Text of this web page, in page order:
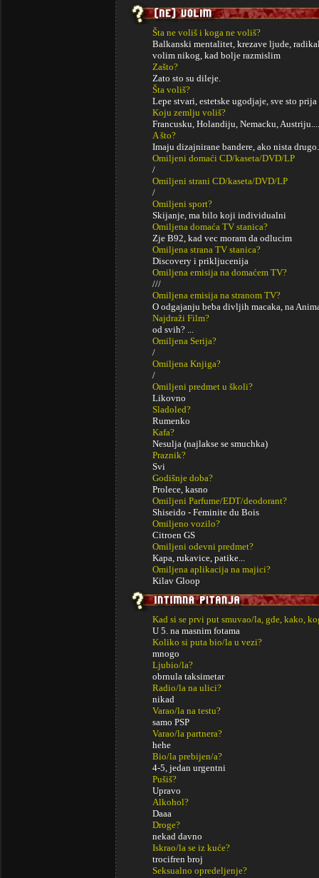
Šta ne voliš i koga ne voliš?
Balkanski mentalitet, krezave ljude,
volim nikog, kad bolje razmislim
Zašto?
Zato sto su dileje.
Šta voliš?
Lepe stvari, estetske ugodjaje, sve sto
Koju zemlju voliš?
Francusku, Holandiju, Nemacku, Austriju....
A što?
Imaju dizajnirane bandere, ako nista drugo.
Omiljeni domaći CD/kaseta/DVD/LP
/
Omiljeni strani CD/kaseta/DVD/LP
/
Omiljeni sport?
Skijanje, ma bilo koji individualni
Omiljena domaća TV stanica?
Zje B92, kad vec moram da odlucim
Omiljena strana TV stanica?
Discovery i prikljucenija
Omiljena emisija na domaćem TV?
///
Omiljena emisija na stranom TV?
O odgajanju beba divljih macaka, na
Najdraži Film?
od svih? ...
Omiljena Serija?
/
Omiljena Knjiga?
/
Omiljeni predmet u školi?
Likovno
Sladoled?
Rumenko
Kafa?
Nesulja (najlakse se smuchka)
Praznik?
Svi
Godišnje doba?
Prolece, kasno
Omiljeni Parfume/EDT/deodorant?
Shiseido - Feminite du Bois
Omiljeno vozilo?
Citroen GS
Omiljeni odevni predmet?
Kapa, rukavice, patike...
Omiljena aplikacija na majici?
Kilav Gloop
Kad si se prvi put smuvao/la, gde, kako,
U 5. na masnim fotama
Koliko si puta bio/la u vezi?
mnogo
Ljubio/la?
obrnula taksimetar
Radio/la na ulici?
nikad
Varao/la na testu?
samo PSP
Varao/la partnera?
hehe
Bio/la prebijen/a?
4-5, jedan urgentni
Pušiš?
Upravo
Alkohol?
Daaa
Droge?
nekad davno
Iskrao/la se iz kuće?
trocifren broj
Seksualno opredeljenje?